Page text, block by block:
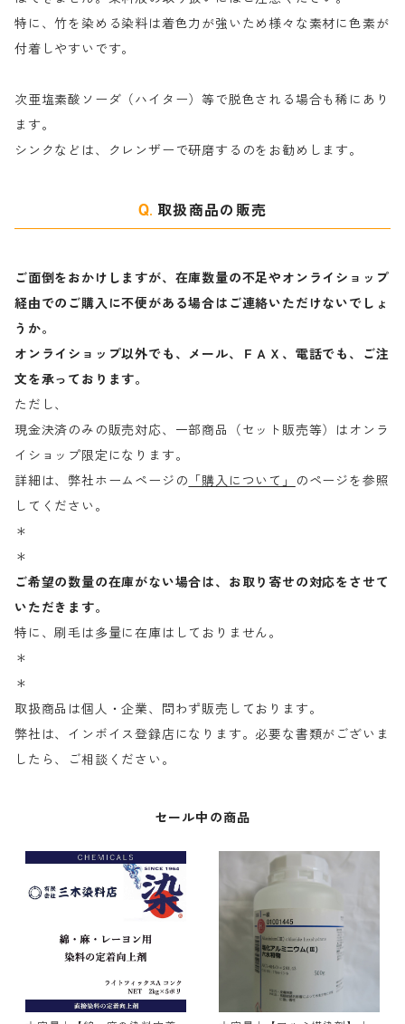
マ行
絹・羊毛を染める染料
特に、竹を染める染料は着色力が強いため様々な素材に色素が
付着しやすいです。
次亜塩素酸ソーダ（ハイター）等で脱色される場合も稀にあり
ます。
シンクなどは、クレンザーで研磨するのをお勧めします。
取扱商品の販売
ご面倒をおかけしますが、在庫数量の不足やオンライショップ
経由でのご購入に不便がある場合はご連絡いただけないでしょ
うか。
オンライショップ以外でも、メール、ＦＡＸ、電話でも、ご注
文を承っております。
ただし、
現金決済のみの販売対応、一部商品（セット販売等）はオンラ
イショップ限定になります。
詳細は、弊社ホームページの 「購入について」
のページを参照
してください。
＊
＊
ご希望の数量の在庫がない場合は、お取り寄せの対応をさせて
いただきます。
特に、刷毛は多量に在庫はしておりません。
＊
＊
取扱商品は個人・企業、問わず販売しております。
弊社は、インボイス登録店になります。必要な書類がございま
したら、ご相談ください。
セール中の商品